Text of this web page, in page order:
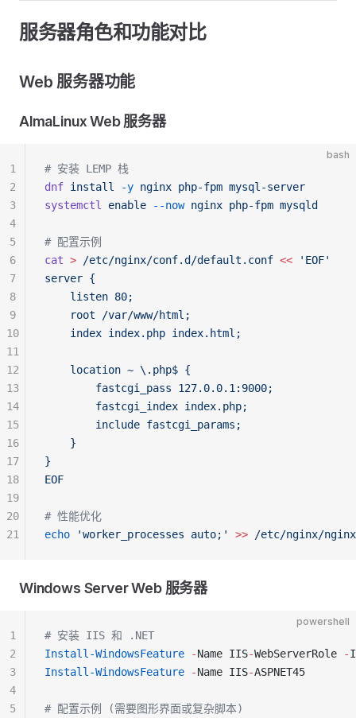
服务器角色和功能对比
Web 服务器功能
AlmaLinux Web 服务器
bash
# 安装 LEMP 栈
dnf install -y nginx php-fpm mysql-server
systemctl
enable --now nginx php-fpm mysqld
# 配置示例
cat > /etc/nginx/conf.d/default.conf << 'EOF'
server {
    listen 80;
    root /var/www/html;
    index index.php index.html;
    location ~ \.php$ {
        fastcgi_pass 127.0.0.1:9000;
        fastcgi_index index.php;
        include fastcgi_params;
    }
}
EOF
# 性能优化
echo 'worker_processes auto;' >> /etc/nginx/
1
2
3
4
5
6
7
8
9
10
11
12
13
14
15
16
17
18
19
20
21
Windows Server Web 服务器
powershell
# 安装 IIS 和 .NET
Install-WindowsFeature -Name IIS-WebServerRole -
Install-WindowsFeature -Name IIS-ASPNET45
# 配置示例 (需要图形界面或复杂脚本)
1
2
3
4
5